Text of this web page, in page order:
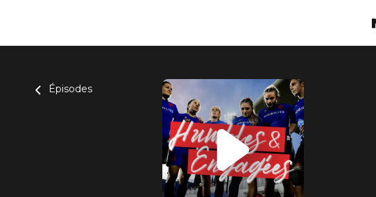
Épisodes